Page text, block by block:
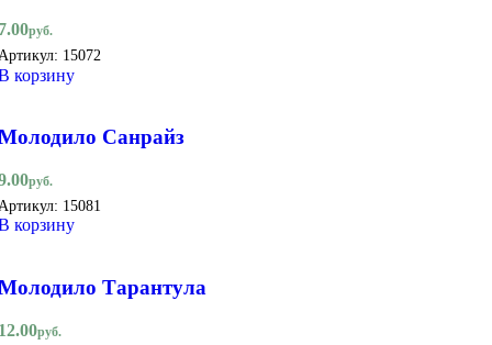
руб.
15072
корзину
Санрайз
руб.
15081
корзину
Тарантула
руб.